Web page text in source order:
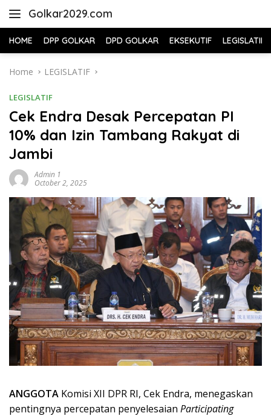
Golkar2029.com
HOME DPP GOLKAR DPD GOLKAR EKSEKUTIF LEGISLATIF
Home LEGISLATIF
LEGISLATIF
Cek Endra Desak Percepatan PI
10% dan Izin Tambang Rakyat di
Jambi
Admin 1
October 2, 2025
ANGGOTA Komisi XII DPR RI, Cek Endra, menegaskan
pentingnya percepatan penyelesaian Participating